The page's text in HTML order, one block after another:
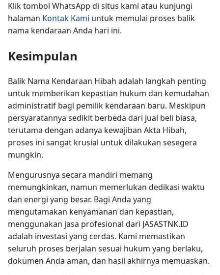
Klik tombol WhatsApp di situs kami atau kunjungi
halaman Kontak Kami untuk memulai proses balik
nama kendaraan Anda hari ini.
Kesimpulan
Balik Nama Kendaraan Hibah adalah langkah penting
untuk memberikan kepastian hukum dan kemudahan
administratif bagi pemilik kendaraan baru. Meskipun
persyaratannya sedikit berbeda dari jual beli biasa,
terutama dengan adanya kewajiban Akta Hibah,
proses ini sangat krusial untuk dilakukan sesegera
mungkin.
Mengurusnya secara mandiri memang
memungkinkan, namun memerlukan dedikasi waktu
dan energi yang besar. Bagi Anda yang
mengutamakan kenyamanan dan kepastian,
menggunakan jasa profesional dari JASASTNK.ID
adalah investasi yang cerdas. Kami memastikan
seluruh proses berjalan sesuai hukum yang berlaku,
dokumen Anda aman, dan hasil akhirnya memuaskan.